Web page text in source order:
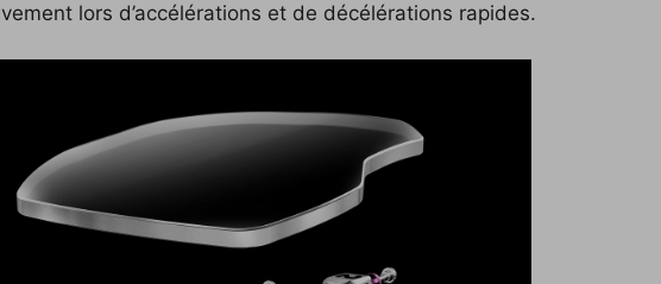
lors d’accélérations et de décélérations rapides.